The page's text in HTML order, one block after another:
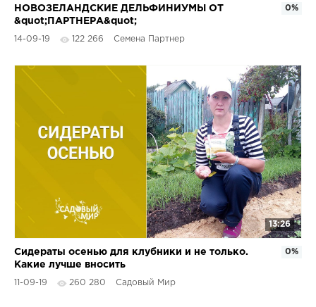
НОВОЗЕЛАНДСКИЕ ДЕЛЬФИНИУМЫ ОТ
&quot;ПАРТНЕРА&quot;
14-09-19 122 266 Семена Партнер
0%
13:26
Сидераты осенью для клубники и не только.
Какие лучше вносить
11-09-19 260 280 Садовый Мир
0%